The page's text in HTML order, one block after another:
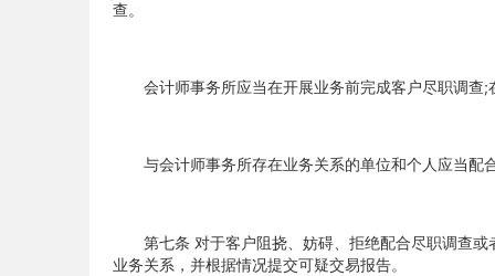
查。
会计师事务所应当在开展业务前完成客户尽职调查;
与会计师事务所存在业务关系的单位和个人应当配
第七条 对于客户阻挠、妨碍、拒绝配合尽职调查或
业务关系，并根据情况提交可疑交易报告。